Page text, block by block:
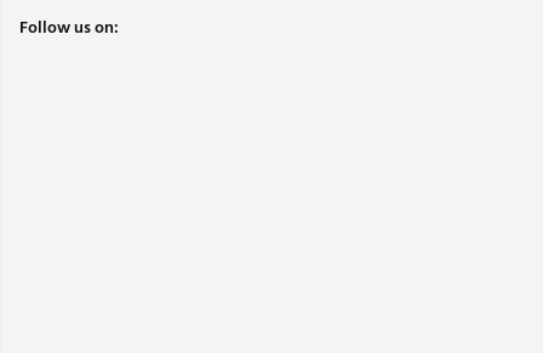
Follow us on: